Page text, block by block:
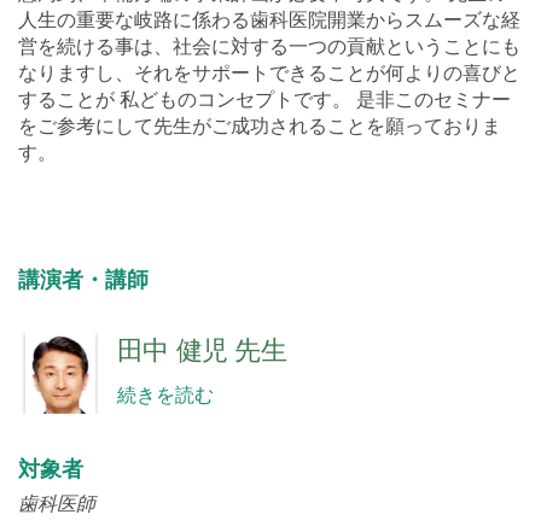
人生の重要な岐路に係わる歯科医院開業からスムーズな経
営を続ける事は、社会に対する一つの貢献ということにも
なりますし、それをサポートできることが何よりの喜びと
することが 私どものコンセプトです。 是非このセミナー
をご参考にして先生がご成功されることを願っておりま
す。
講演者・講師
田中 健児 先生
続きを読む
対象者
歯科医師